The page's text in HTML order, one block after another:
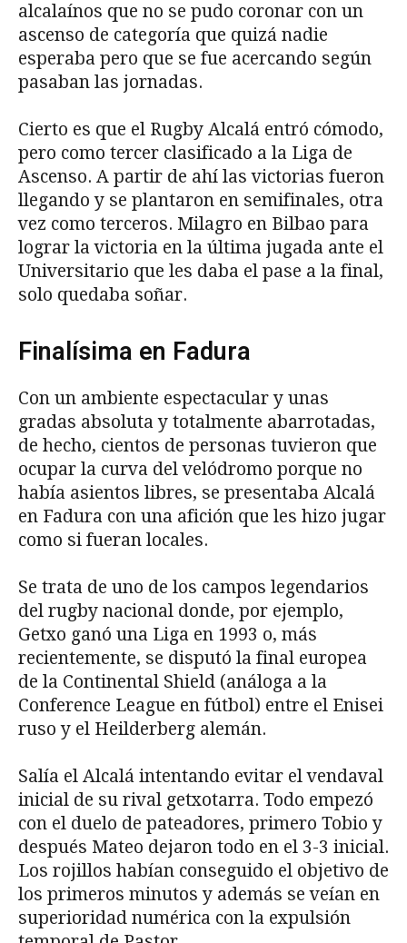
alcalaínos que no se pudo coronar con un
ascenso de categoría que quizá nadie
esperaba pero que se fue acercando según
pasaban las jornadas.
Cierto es que el Rugby Alcalá entró cómodo,
pero como tercer clasificado a la Liga de
Ascenso. A partir de ahí las victorias fueron
llegando y se plantaron en semifinales, otra
vez como terceros. Milagro en Bilbao para
lograr la victoria en la última jugada ante el
Universitario que les daba el pase a la final,
solo quedaba soñar.
Finalísima en Fadura
Con un ambiente espectacular y unas
gradas absoluta y totalmente abarrotadas,
de hecho, cientos de personas tuvieron que
ocupar la curva del velódromo porque no
había asientos libres, se presentaba Alcalá
en Fadura con una afición que les hizo jugar
como si fueran locales.
Se trata de uno de los campos legendarios
del rugby nacional donde, por ejemplo,
Getxo ganó una Liga en 1993 o, más
recientemente, se disputó la final europea
de la Continental Shield (análoga a la
Conference League en fútbol) entre el Enisei
ruso y el Heilderberg alemán.
Salía el Alcalá intentando evitar el vendaval
inicial de su rival getxotarra. Todo empezó
con el duelo de pateadores, primero Tobio y
después Mateo dejaron todo en el 3-3 inicial.
Los rojillos habían conseguido el objetivo de
los primeros minutos y además se veían en
superioridad numérica con la expulsión